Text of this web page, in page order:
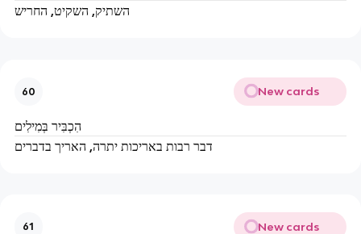
השתיק, השקיט, החריש
60 New cards
הִכְבִּיר בְּמִילִים
דבר רבות באריכות יתרה, האריך בדברים
61 New cards